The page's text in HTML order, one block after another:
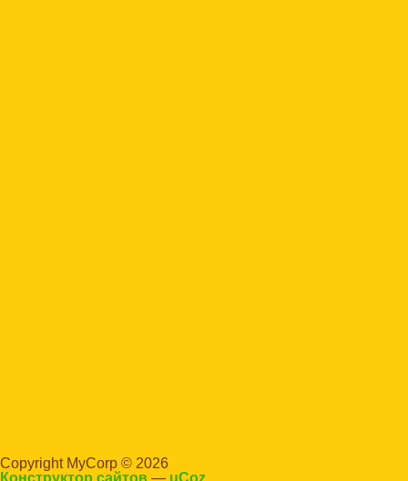
Copyright MyCorp © 2026
Конструктор сайтов — uCoz